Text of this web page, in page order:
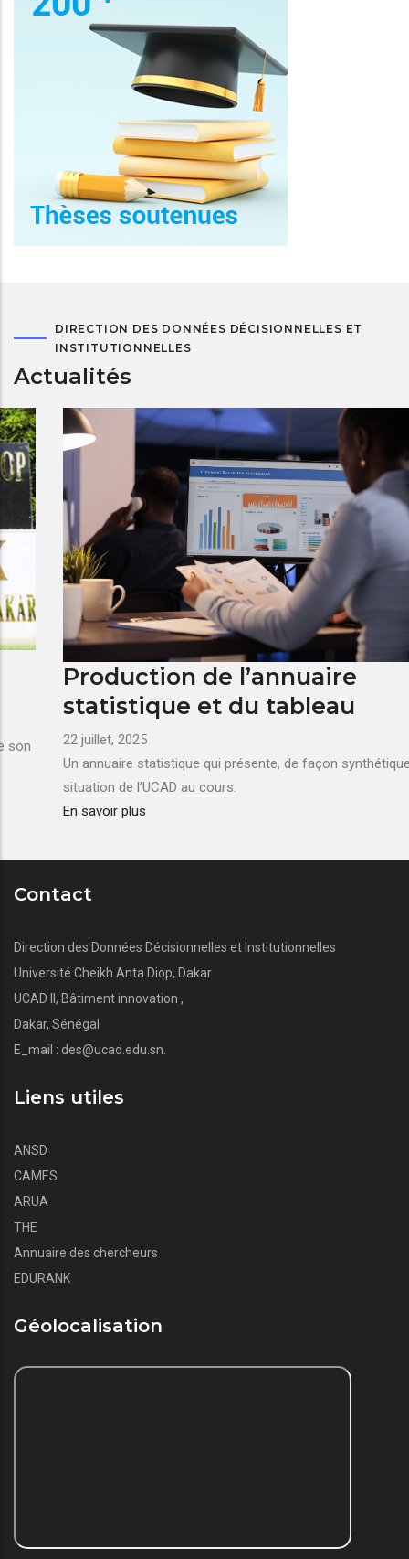
DIRECTION DES DONNÉES DÉCISIONNELLES ET
INSTITUTIONNELLES
Actualités
Production de l’annuaire
statistique et du tableau
22 juillet, 2025
Un annuaire statistique qui présente, de façon synthétique, la
situation de l’UCAD au cours.
En savoir plus
Contact
Direction des Données Décisionnelles et Institutionnelles
Université Cheikh Anta Diop, Dakar
UCAD II, Bâtiment innovation ,
Dakar, Sénégal
E_mail : des@ucad.edu.sn.
Liens utiles
ANSD
CAMES
ARUA
THE
Annuaire des chercheurs
EDURANK
Géolocalisation